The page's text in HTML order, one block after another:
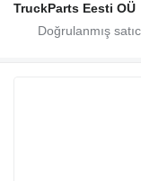
TruckParts Eesti OÜ